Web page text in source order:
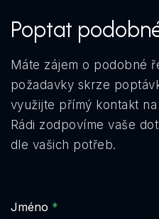
Poptat
Máte zájem o podobné
požadavky skrze
využijte přímý kontakt
Rádi zodpovíme vaše
dle vašich potřeb.
Jméno